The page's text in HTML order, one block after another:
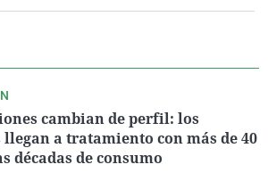
cambian de perfil: los
llegan a tratamiento con más de 40
décadas de consumo